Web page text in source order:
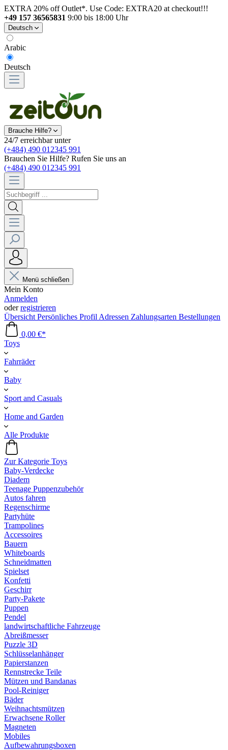
EXTRA 20% off Outlet*. Use Code: EXTRA20 at checkout!!!
+49 157 36565831 9:00 bis 18:00 Uhr
Deutsch
Arabic
Deutsch
Brauche Hilfe?
24/7 erreichbar unter
(+484) 490 012345 991
Brauchen Sie Hilfe? Rufen Sie uns an
(+484) 490 012345 991
Menü schließen
Mein Konto
Anmelden
oderregistrieren
Übersicht Persönliches Profil Adressen Zahlungsarten Bestellungen
0,00 €*
Toys
Fahrräder
Baby
Sport and Casuals
Home and Garden
Alle Produkte
Zur Kategorie Toys
Baby-Verdecke
Diadem
Teenage Puppenzubehör
Autos fahren
Regenschirme
Partyhüte
Trampolines
Accessoires
Bauern
Whiteboards
Schneidmatten
Spielset
Konfetti
Geschirr
Party-Pakete
Puppen
Pendel
landwirtschaftliche Fahrzeuge
Abreißmesser
Puzzle 3D
Schlüsselanhänger
Papierstanzen
Rennstrecke Teile
Mützen und Bandanas
Pool-Reiniger
Bäder
Weihnachtsmützen
Erwachsene Roller
Magneten
Mobiles
Aufbewahrungsboxen